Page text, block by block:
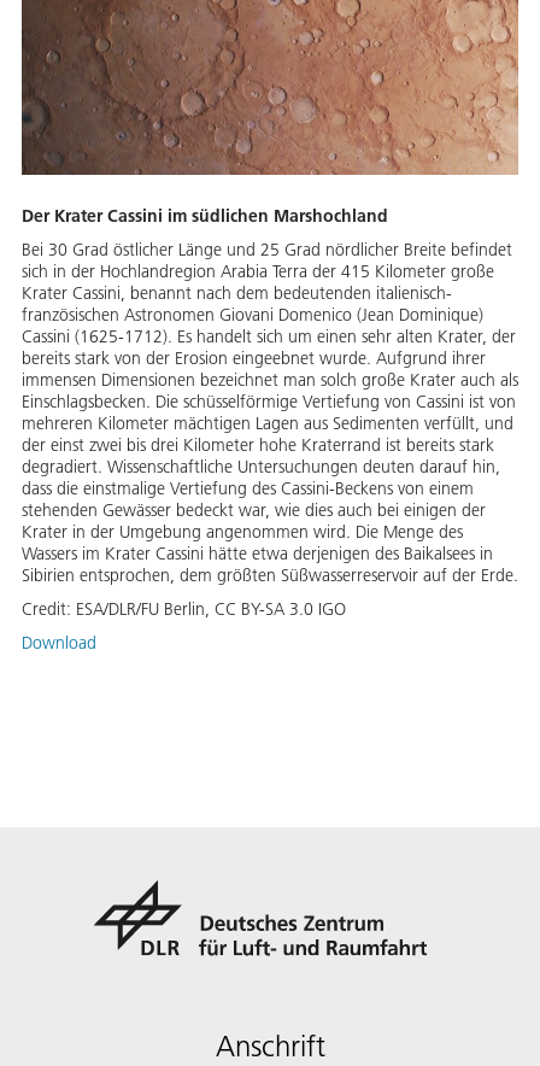
Der Krater Cassini im südlichen Marshochland
Bei 30 Grad östlicher Länge und 25 Grad nördlicher Breite befindet
sich in der Hochlandregion Arabia Terra der 415 Kilometer große
Krater Cassini, benannt nach dem bedeutenden italienisch-
französischen Astronomen Giovani Domenico (Jean Dominique)
Cassini (1625-1712). Es handelt sich um einen sehr alten Krater, der
bereits stark von der Erosion eingeebnet wurde. Aufgrund ihrer
immensen Dimensionen bezeichnet man solch große Krater auch als
Einschlagsbecken. Die schüsselförmige Vertiefung von Cassini ist von
mehreren Kilometer mächtigen Lagen aus Sedimenten verfüllt, und
der einst zwei bis drei Kilometer hohe Kraterrand ist bereits stark
degradiert. Wissenschaftliche Untersuchungen deuten darauf hin,
dass die einstmalige Vertiefung des Cassini-Beckens von einem
stehenden Gewässer bedeckt war, wie dies auch bei einigen der
Krater in der Umgebung angenommen wird. Die Menge des
Wassers im Krater Cassini hätte etwa derjenigen des Baikalsees in
Sibirien entsprochen, dem größten Süßwasserreservoir auf der Erde.
Credit: ESA/DLR/FU Berlin, CC BY-SA 3.0 IGO
Download
Anschrift